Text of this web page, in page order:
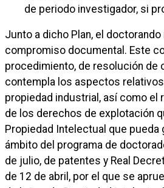
de periodo investigador, si
Junto a dicho Plan, el doctorando
compromiso documental. Este
procedimiento, de resolución de
contempla los aspectos
propiedad industrial, así como el
de los derechos de explotación
Propiedad Intelectual que pueda
ámbito del programa de
de julio, de patentes y Real
de 12 de abril, por el que se